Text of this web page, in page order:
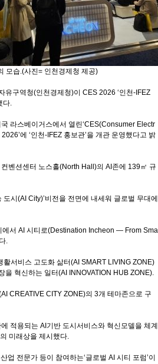
모습.(사진= 인천경제청 제공)
유구역청(인천경제청)이 CES 2026 ‘인천-IFEZ
다.
라스베이거스에서 열린‘CES(Consumer Electr
에 ‘인천-IFEZ 홍보관’을 개관 운영했다고 밝
벤션센터 노스홀(North Hall)의 AI존에 139㎡ 규
시(AI City)’비전을 전면에 내세워 글로벌 무대에
에서 AI 시티로(Destination Incheon — From Sma
.
활서비스 고도화 삶터(AI SMART LIVING ZONE)
을 혁신하는 일터(AI INNOVATION HUB ZONE).
CREATIVE CITY ZONE)의 3개 테마존으로 구
적용되는 AI기반 도시서비스와 혁신모델을 체계
미래상을 제시했다.
업 전문가 등이 참여하는‘글로벌 AI 시티 포럼’이